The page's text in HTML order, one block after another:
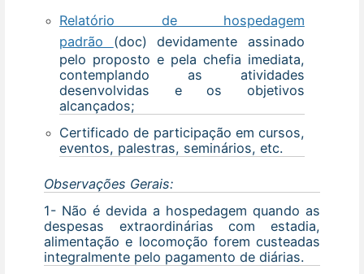
Relatório de hospedagem
padrão (doc) devidamente assinado
pelo proposto e pela chefia imediata,
contemplando as atividades
desenvolvidas e os objetivos
alcançados;
Certificado de participação em cursos,
eventos, palestras, seminários, etc.
Observações Gerais:
1- Não é devida a hospedagem quando as
despesas extraordinárias com estadia,
alimentação e locomoção forem custeadas
integralmente pelo pagamento de diárias.